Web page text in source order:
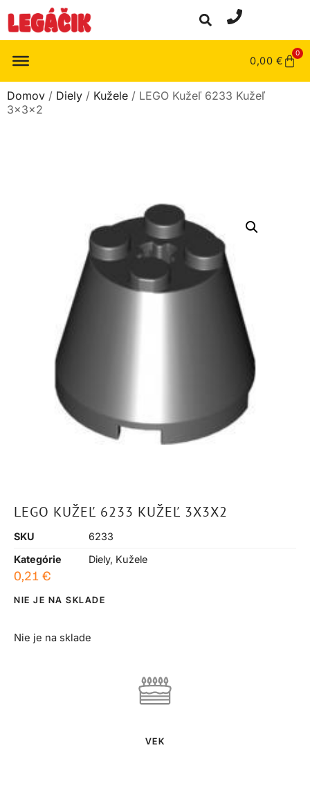
0,00 €
0
Domov / Diely / Kužele / LEGO Kužeľ 6233 Kužeľ
3x3x2
LEGO KUŽEĽ 6233 KUŽEĽ 3X3X2
SKU
6233
Kategórie
Diely, Kužele
0,21 €
NIE JE NA SKLADE
Nie je na sklade
VEK